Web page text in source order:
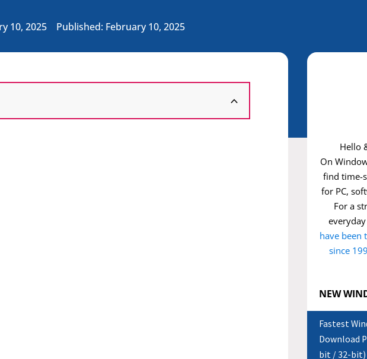
10, 2025 Published: February 10, 2025
Hello
On
find time-
for PC,
For a
have been
since
NEW
Fastest
Download
bit / 32-bit)